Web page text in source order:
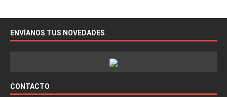
ENVÍANOS TUS NOVEDADES
CONTACTO